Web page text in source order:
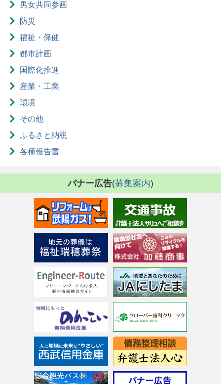
男女共同参画
防災
福祉・保健
都市計画
国際化推進
産業・工業
環境
その他
ふるさと納税
各種報告書
バナー広告(募集案内)